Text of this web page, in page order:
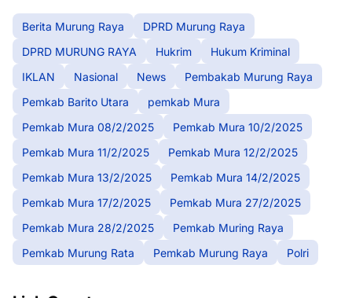
Berita Murung Raya
DPRD Murung Raya
DPRD MURUNG RAYA
Hukrim
Hukum Kriminal
IKLAN
Nasional News
Pembakab Murung Raya
Pemkab Barito Utara
pemkab Mura
Pemkab Mura 08/2/2025
Pemkab Mura 10/2/2025
Pemkab Mura 11/2/2025
Pemkab Mura 12/2/2025
Pemkab Mura 13/2/2025
Pemkab Mura 14/2/2025
Pemkab Mura 17/2/2025
Pemkab Mura 27/2/2025
Pemkab Mura 28/2/2025
Pemkab Muring Raya
Pemkab Murung Rata
Pemkab Murung Raya Polri